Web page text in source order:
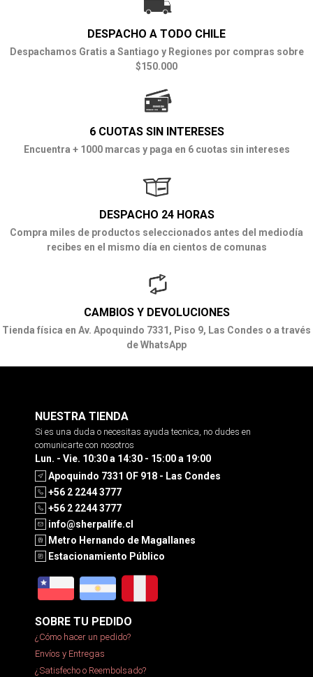
DESPACHO A TODO CHILE
Despachamos Gratis a Santiago y Regiones por compras sobre
$150.000
6 CUOTAS SIN INTERESES
Encuentra + 1000 marcas y paga en 6 cuotas sin intereses
DESPACHO 24 HORAS
Compra miles de productos seleccionados antes del mediodía
recibes en el mismo día en cientos de comunas
CAMBIOS Y DEVOLUCIONES
Tienda física en Av. Apoquindo 7331, Piso 9, Las Condes o a través
de WhatsApp
NUESTRA TIENDA
Si es una duda o necesitas ayuda tecnica, no dudes en
comunicarte con nosotros
Lun. - Vie. 10:30 a 14:30 - 15:00 a 19:00
Apoquindo 7331 OF 918 - Las Condes
+56 2 2244 3777
+56 2 2244 3777
info@sherpalife.cl
Metro Hernando de Magallanes
Estacionamiento Público
SOBRE TU PEDIDO
¿Cómo hacer un pedido?
Envíos y Entregas
¿Satisfecho o Reembolsado?